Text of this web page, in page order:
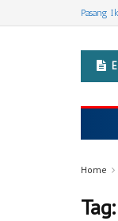
Pasang
Home
Tag: